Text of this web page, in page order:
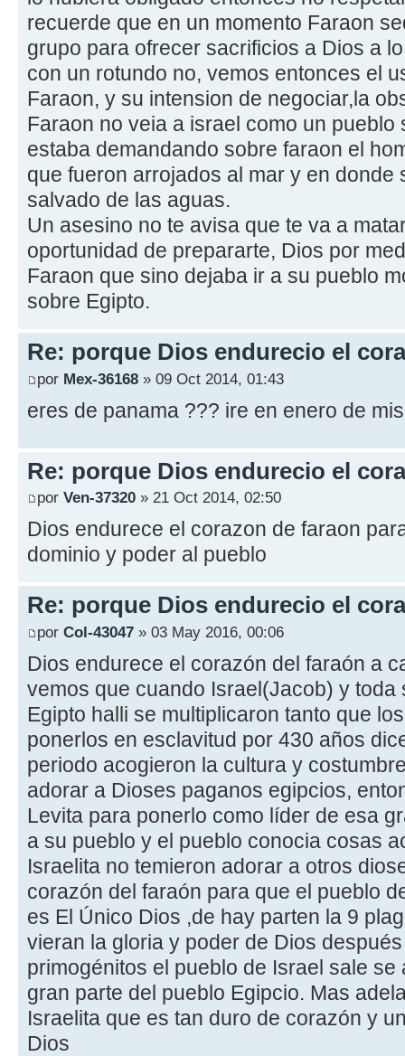
recuerde que en un momento Faraon
grupo para ofrecer sacrificios a Dios a
con un rotundo no, vemos entonces el
Faraon, y su intension de negociar,la
Faraon no veia a israel como un
estaba demandando sobre faraon el
que fueron arrojados al mar y en donde
salvado de las aguas.
Un asesino no te avisa que te va a
oportunidad de prepararte, Dios por
Faraon que sino dejaba ir a su pueblo
sobre Egipto.
Re: porque Dios endurecio el
por Mex-36168 » 09 Oct 2014, 01:43
eres de panama ??? ire en enero de
Re: porque Dios endurecio el
por Ven-37320 » 21 Oct 2014, 02:50
Dios endurece el corazon de faraon
dominio y poder al pueblo
Re: porque Dios endurecio el
por Col-43047 » 03 May 2016, 00:06
Dios endurece el corazón del faraón a
vemos que cuando Israel(Jacob) y toda
Egipto halli se multiplicaron tanto que
ponerlos en esclavitud por 430 años
periodo acogieron la cultura y
adorar a Dioses paganos egipcios,
Levita para ponerlo como líder de esa
a su pueblo y el pueblo conocia cosas
Israelita no temieron adorar a otros
corazón del faraón para que el pueblo
es El Único Dios ,de hay parten la 9
vieran la gloria y poder de Dios
primogénitos el pueblo de Israel sale
gran parte del pueblo Egipcio. Mas
Israelita que es tan duro de corazón y
Dios